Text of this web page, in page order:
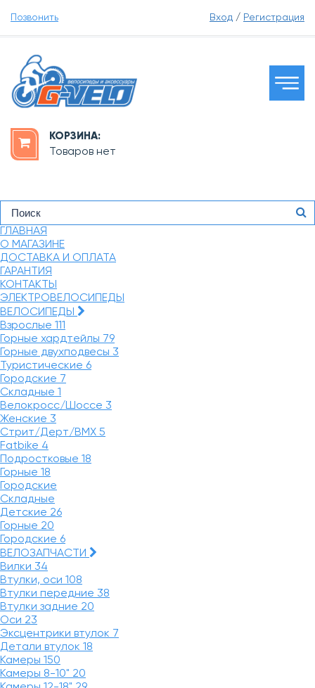
Позвонить Вход / Регистрация
КОРЗИНА:
Товаров нет
ГЛАВНАЯ
О МАГАЗИНЕ
ДОСТАВКА И ОПЛАТА
ГАРАНТИЯ
КОНТАКТЫ
ЭЛЕКТРОВЕЛОСИПЕДЫ
ВЕЛОСИПЕДЫ
Взрослые 111
Горные хардтейлы 79
Горные двухподвесы 3
Туристические 6
Городские 7
Складные 1
Велокросс/Шоссе 3
Женские 3
Стрит/Дерт/BMX 5
Fatbike 4
Подростковые 18
Горные 18
Городские
Складные
Детские 26
Горные 20
Городские 6
ВЕЛОЗАПЧАСТИ
Вилки 34
Втулки, оси 108
Втулки передние 38
Втулки задние 20
Оси 23
Эксцентрики втулок 7
Детали втулок 18
Камеры 150
Камеры 8-10" 20